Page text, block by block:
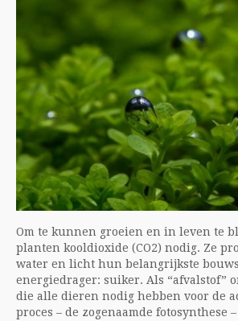
Om te kunnen groeien en in leven te
planten kooldioxide (CO2) nodig. Ze
water en licht hun belangrijkste
energiedrager: suiker. Als “afvalstof”
die alle dieren nodig hebben voor de
proces – de zogenaamde fotosynthese